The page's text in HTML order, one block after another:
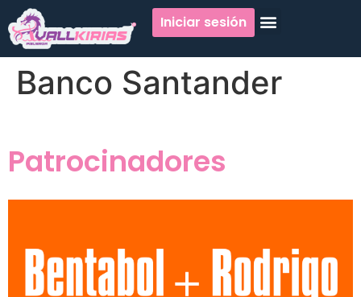
Iniciar sesión
Banco Santander
Patrocinadores